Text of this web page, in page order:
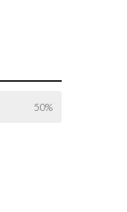
50%